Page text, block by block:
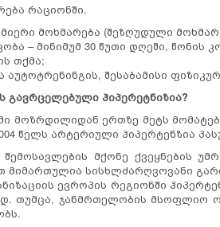
რაციონში.
მოხმარება (შეზღუდული
– მინიმუმ 30 წუთი დღეში, წონის
თქმა;
აუტოტრენინგის, შესაბამისი
გავრცელებული ჰიპერეტნიზია?
ერთზე მეტს
წელს არტერიული ჰიპერტენზია
მქონე ქვეყნების
მიმართულია სისხლძარღვოვანი
ევროპის რეგიონში
თუმცა, ჯანმრთელობის მსოფლიო